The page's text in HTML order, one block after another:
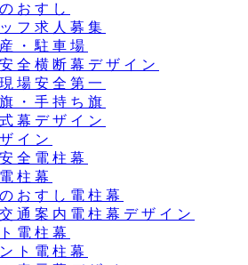
おすし
フ求人募集
・駐車場
全横断幕デザイン
場安全第一
・手持ち旗
幕デザイン
イン
全電柱幕
柱幕
おすし電柱幕
通案内電柱幕デザイン
電柱幕
ト電柱幕